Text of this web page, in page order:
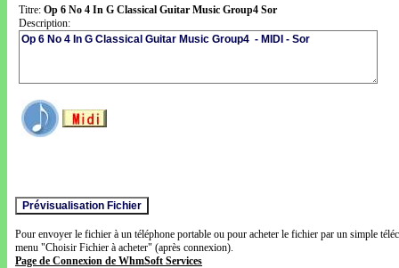
Titre: Op 6 No 4 In G Classical Guitar Music Group4 Sor
Description:
Pour envoyer le fichier à un téléphone portable ou pour acheter le fichier par un simple
menu "Choisir Fichier à acheter" (après connexion).
Page de Connexion de WhmSoft Services